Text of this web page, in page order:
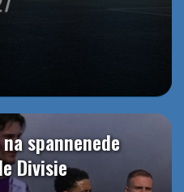
spannenede
Divisie